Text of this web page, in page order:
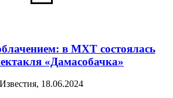
в МХТ состоялась
«Дамасобачка»
18.06.2024